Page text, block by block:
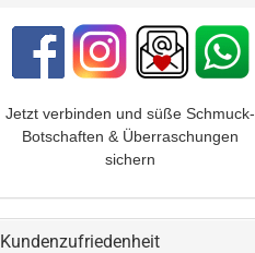
Jetzt verbinden und süße Schmuck-
Botschaften & Überraschungen
sichern
Kundenzufriedenheit